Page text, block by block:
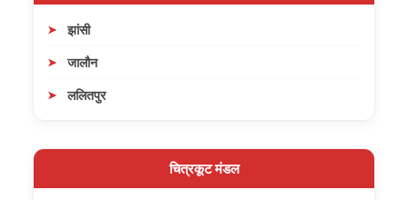
झांसी
जालौन
ललितपुर
चित्रकूट मंडल